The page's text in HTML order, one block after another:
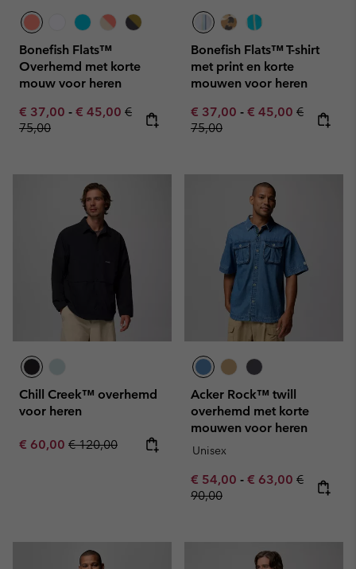
Bonefish Flats™
Overhemd met korte
mouw voor heren
Minimum sale price:
€ 37,00 - Maximum sale price:
€ 45,00 Regular price:
€
75,00
Bonefish Flats™ T-shirt
met print en korte
mouwen voor heren
Minimum sale price:
€ 37,00 - Maximum sale
€ 45,00 Regular
€
75,00
Chill Creek™ overhemd
voor heren
Sale price:
€ 60,00 Regular price:
€ 120,00
Acker Rock™ twill
overhemd met korte
mouwen voor heren
Unisex
Minimum sale price:
€ 54,00 - Maximum sale
€ 63,00 Regular
€
90,00